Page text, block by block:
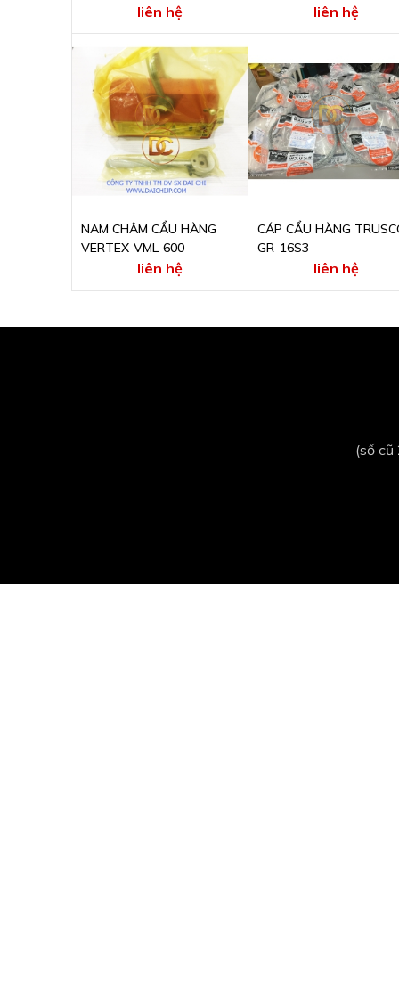
liên hệ
JCR20H12V50W
liên hệ
NAM CHÂM CẨU HÀNG
VERTEX-VML-600
liên hệ
CÁP CẨU HÀNG
GR-16S3
liên hệ
(số cũ